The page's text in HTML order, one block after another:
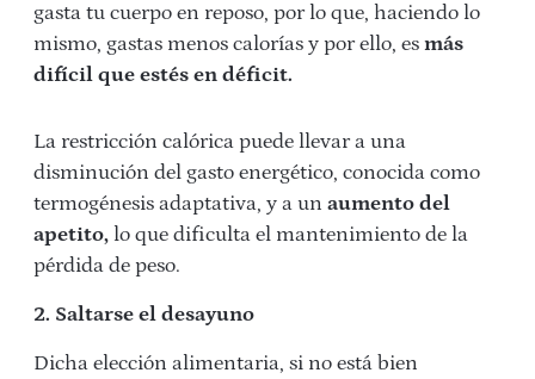
gasta tu cuerpo en reposo, por lo que, haciendo lo
mismo, gastas menos calorías y por ello, es más
difícil que estés en déficit.
La restricción calórica puede llevar a una
disminución del gasto energético, conocida como
termogénesis adaptativa, y a un aumento del
apetito, lo que dificulta el mantenimiento de la
pérdida de peso.
2. Saltarse el desayuno
Dicha elección alimentaria, si no está bien